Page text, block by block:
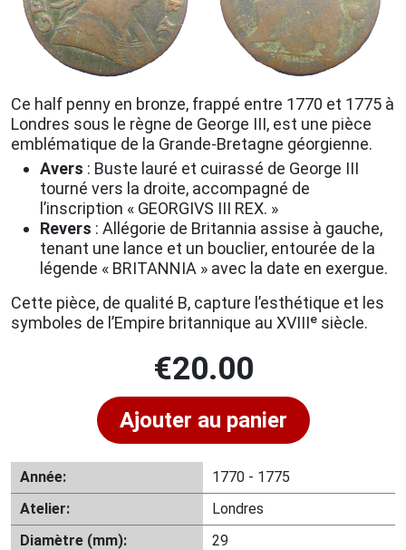
Ce half penny en bronze, frappé entre 1770 et 1775 à
Londres sous le règne de George III, est une pièce
emblématique de la Grande-Bretagne géorgienne.
Avers : Buste lauré et cuirassé de George III
tourné vers la droite, accompagné de
l’inscription « GEORGIVS III REX. »
Revers : Allégorie de Britannia assise à gauche,
tenant une lance et un bouclier, entourée de la
légende « BRITANNIA » avec la date en exergue.
Cette pièce, de qualité B, capture l’esthétique et les
symboles de l’Empire britannique au XVIIIᵉ siècle.
€20.00
Ajouter au panier
Année:
1770 - 1775
Atelier:
Londres
Diamètre (mm):
29